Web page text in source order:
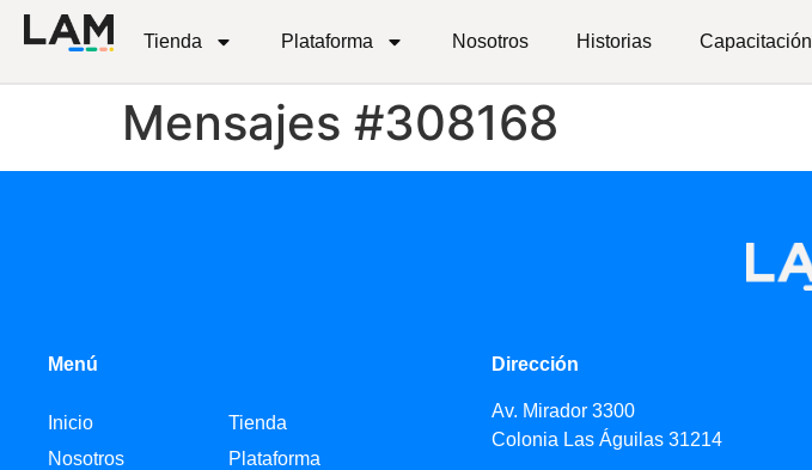
Tienda Plataforma Nosotros Historias Capacitación
Mensajes #308168
Menú
Inicio
Nosotros
Tienda
Plataforma
Dirección
Av. Mirador 3300
Colonia Las Águilas 31214